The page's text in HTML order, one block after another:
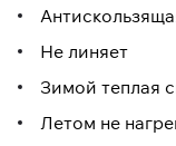
Не линяет
Зимой теплая
Летом не